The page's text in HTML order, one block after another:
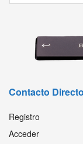
Contacto Directo
Registro
Acceder